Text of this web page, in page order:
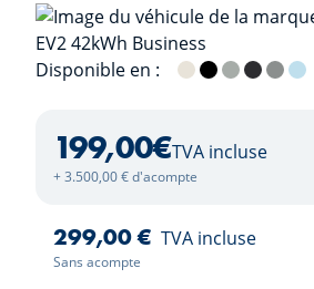
Disponible en : Casa White
Black Pearl
Morning
DarkWolf
199,00€TVA incluse
+ 3.500,00 € d'acompte
299,00 € TVA incluse
Sans acompte